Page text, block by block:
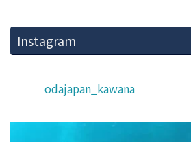
Instagram
odajapan_kawana